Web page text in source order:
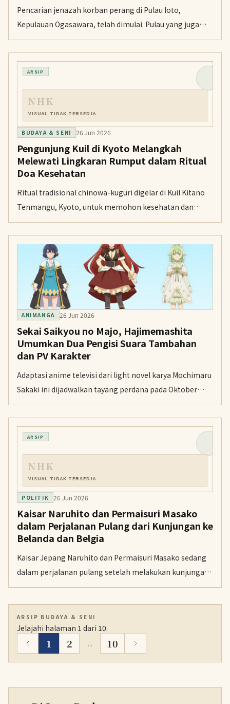
Pencarian jenazah korban perang di Pulau Ioto,
Kepulauan Ogasawara, telah dimulai. Pulau yang juga
dikenal sebagai Iwojima itu menjadi lokasi pertempuran
sengit pada 1945, dan lebih dari 11.000 jenazah tentara
Jepang masih belum ditemukan.
ARSIP
NHK
VISUAL TIDAK TERSEDIA
BUDAYA & SENI 26 Jun 2026
Pengunjung Kuil di Kyoto Melangkah
Melewati Lingkaran Rumput dalam Ritual
Doa Kesehatan
Ritual tradisional chinowa-kuguri digelar di Kuil Kitano
Tenmangu, Kyoto, untuk memohon kesehatan dan
membersihkan diri dari hal-hal buruk yang terkumpul
selama paruh pertama tahun ini.
ANIMANGA 26 Jun 2026
Sekai Saikyou no Majo, Hajimemashita
Umumkan Dua Pengisi Suara Tambahan
dan PV Karakter
Adaptasi anime televisi dari light novel karya Mochimaru
Sakaki ini dijadwalkan tayang perdana pada Oktober
2026. Fairouz Ai dan Honoka Inoue bergabung sebagai
pengisi suara karakter baru, Elimina Manaflame dan
Erna.
ARSIP
NHK
VISUAL TIDAK TERSEDIA
POLITIK 26 Jun 2026
Kaisar Naruhito dan Permaisuri Masako
dalam Perjalanan Pulang dari Kunjungan ke
Belanda dan Belgia
Kaisar Jepang Naruhito dan Permaisuri Masako sedang
dalam perjalanan pulang setelah melakukan kunjungan
resmi ke Belanda dan Belgia. Keduanya dijadwalkan tiba
ARSIP BUDAYA & SENI
Jelajahi halaman 1 dari 10.
1 2 ... 10